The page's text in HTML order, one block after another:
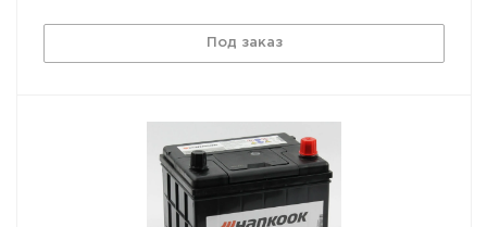
Под заказ